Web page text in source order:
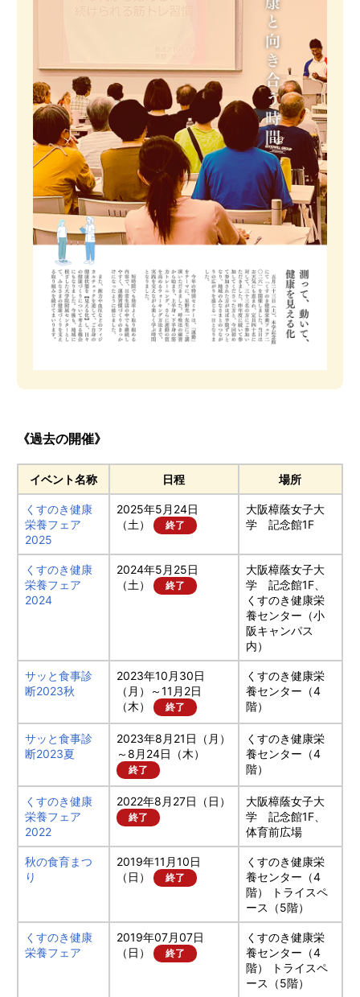
《過去の開催》
イベント名称 日程 場所
くすのき健康
栄養フェア
2025
2025年5月24日
（土）
終了
大阪樟蔭女子大
学 記念館1F
くすのき健康
栄養フェア
2024
2024年5月25日
（土）
終了
大阪樟蔭女子大
学 記念館1F、
くすのき健康栄
養センター（小
阪キャンパス
内）
サッと食事診
断2023秋
2023年10月30日
（月）～11月2日
（木）
終了
くすのき健康栄
養センター（4
階）
サッと食事診
断2023夏
2023年8月21日（月）
～8月24日（木）
終了
くすのき健康栄
養センター（4
階）
くすのき健康
栄養フェア
2022
2022年8月27日（日）
終了
大阪樟蔭女子大
学 記念館1F、
体育前広場
秋の食育まつ
り
2019年11月10日
（日）
終了
くすのき健康栄
養センター（4
階） トライスペ
ース（5階）
くすのき健康
栄養フェア
2019年07月07日
（日）
終了
くすのき健康栄
養センター（4
階） トライスペ
ース（5階）